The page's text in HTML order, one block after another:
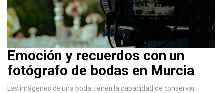
Emoción y recuerdos con un
fotógrafo de bodas en Murcia
Las imágenes de una boda tienen la capacidad de conservar